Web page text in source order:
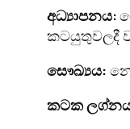
අධ්‍යාපනය:
කටයුතුවලදී
සෞඛ්‍යය:
කටක